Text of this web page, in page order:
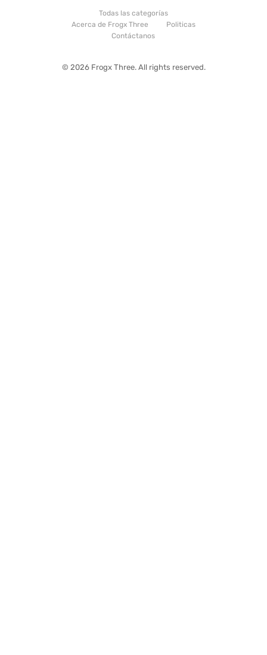
Todas las categorías
Acerca de Frogx Three
Politicas
Contáctanos
© 2026 Frogx Three. All rights reserved.